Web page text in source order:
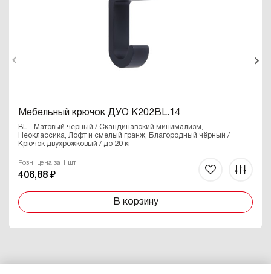
Мебельный крючок ДУО K202BL.14
BL - Матовый чёрный / Скандинавский минимализм,
Неоклассика, Лофт и смелый гранж, Благородный чёрный /
Крючок двухрожковый / до 20 кг
Розн. цена за 1 шт
406,88 ₽
В корзину